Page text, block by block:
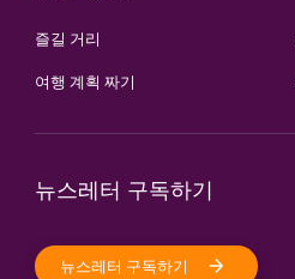
즐길 거리
여행 계획 짜기
뉴스레터 구독하기
뉴스레터 구독하기